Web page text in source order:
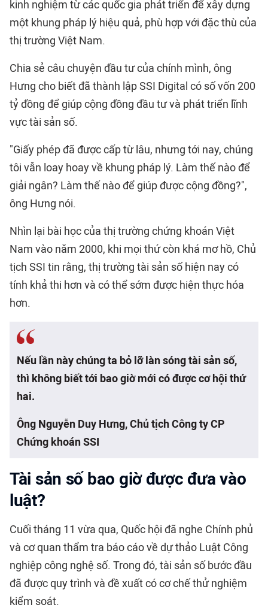
kinh nghiệm từ các quốc gia phát triển để xây dựng
một khung pháp lý hiệu quả, phù hợp với đặc thù của
thị trường Việt Nam.
Chia sẻ câu chuyện đầu tư của chính mình, ông
Hưng cho biết đã thành lập SSI Digital có số vốn 200
tỷ đồng để giúp cộng đồng đầu tư và phát triển lĩnh
vực tài sản số.
"Giấy phép đã được cấp từ lâu, nhưng tới nay, chúng
tôi vẫn loay hoay về khung pháp lý. Làm thế nào để
giải ngân? Làm thế nào để giúp được cộng đồng?",
ông Hưng nói.
Nhìn lại bài học của thị trường chứng khoán Việt
Nam vào năm 2000, khi mọi thứ còn khá mơ hồ, Chủ
tịch SSI tin rằng, thị trường tài sản số hiện nay có
tính khả thi hơn và có thể sớm được hiện thực hóa
hơn.
Nếu lần này chúng ta bỏ lỡ làn sóng tài sản số,
thì không biết tới bao giờ mới có được cơ hội thứ
hai.
Ông Nguyễn Duy Hưng, Chủ tịch Công ty CP
Chứng khoán SSI
Tài sản số bao giờ được đưa vào
luật?
Cuối tháng 11 vừa qua, Quốc hội đã nghe Chính phủ
và cơ quan thẩm tra báo cáo về dự thảo Luật Công
nghiệp công nghệ số. Trong đó, tài sản số bước đầu
đã được quy trình và đề xuất có cơ chế thử nghiệm
kiểm soát.